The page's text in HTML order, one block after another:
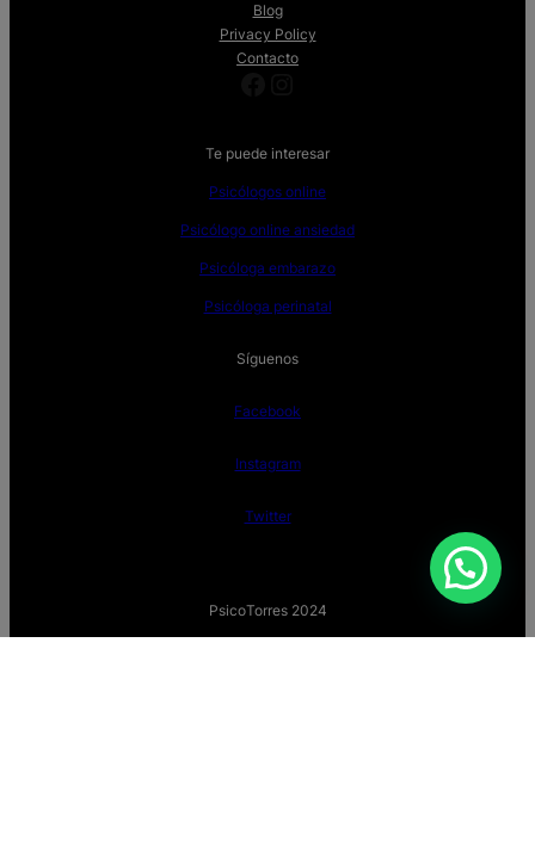
Blog
Privacy Policy
Contacto
Te puede interesar
Psicólogos online
Psicólogo online ansiedad
Psicóloga embarazo
Psicóloga perinatal
Síguenos
Facebook
Instagram
Twitter
PsicoTorres 2024